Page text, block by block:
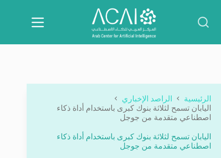
المحتوى
الرئيسية
الراصد الإخباري
اليابان تسمح لثلاثة بنوك كبرى باستخدام أداة ذكاء
اصطناعي متقدمة من جوجل
اليابان تسمح لثلاثة بنوك كبرى باستخدام أداة ذكاء
اصطناعي متقدمة من جوجل